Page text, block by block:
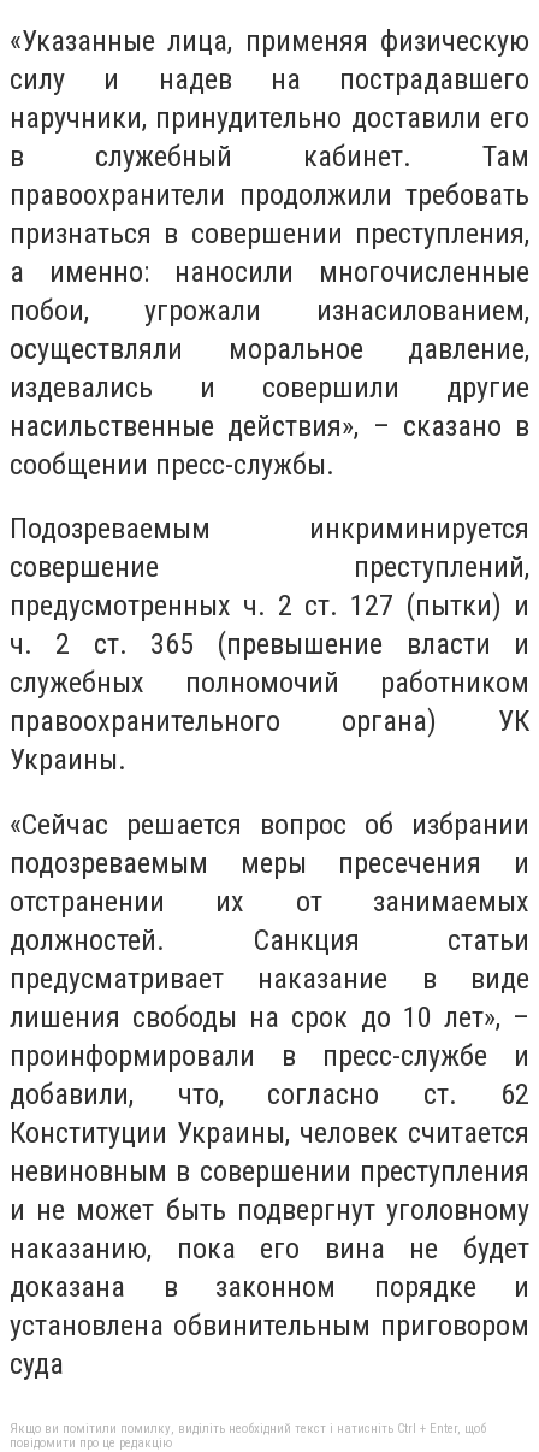
«Указанные лица, применяя физическую
силу и надев на пострадавшего
наручники, принудительно доставили его
в служебный кабинет. Там
правоохранители продолжили требовать
признаться в совершении преступления,
а именно: наносили многочисленные
побои, угрожали изнасилованием,
осуществляли моральное давление,
издевались и совершили другие
насильственные действия», – сказано в
сообщении пресс-службы.
Подозреваемым инкриминируется
совершение преступлений,
предусмотренных ч. 2 ст. 127 (пытки) и
ч. 2 ст. 365 (превышение власти и
служебных полномочий работником
правоохранительного органа) УК
Украины.
«Сейчас решается вопрос об избрании
подозреваемым меры пресечения и
отстранении их от занимаемых
должностей. Санкция статьи
предусматривает наказание в виде
лишения свободы на срок до 10 лет», –
проинформировали в пресс-службе и
добавили, что, согласно ст. 62
Конституции Украины, человек считается
невиновным в совершении преступления
и не может быть подвергнут уголовному
наказанию, пока его вина не будет
доказана в законном порядке и
установлена обвинительным приговором
суда
Якщо ви помітили помилку, виділіть необхідний текст і натисніть Ctrl + Enter, щоб
повідомити про це редакцію